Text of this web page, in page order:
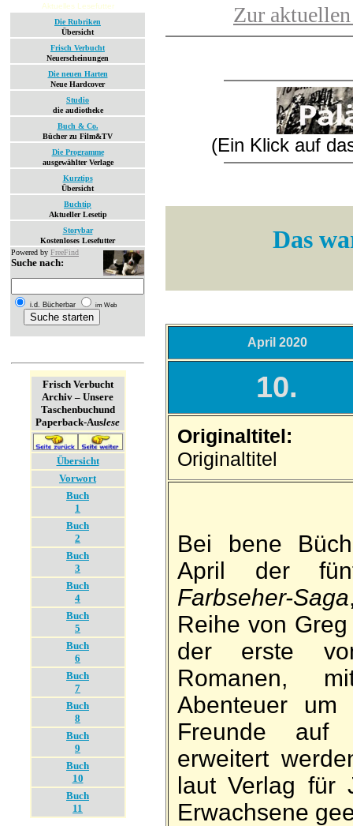
Aktuelles Lesefutter
Die Rubriken
Übersicht
Frisch Verbucht
Neuerscheinungen
Die neuen Harten
Neue Hardcover
Studio
die audiotheke
Buch & Co.
Bücher zu Film&TV
Die Programme
ausgewählter Verlage
Kurztips
Übersicht
Buchtip
Aktueller Lesetip
Storybar
Kostenloses Lesefutter
Powered by FreeFind
Suche nach:
i.d. Bücherbar im Web
Frisch Verbucht
Archiv – Unsere
Taschenbuch­und
Paperback-Auslese
Übersicht
Vorwort
Buch
1
Buch
2
Buch
3
Buch
4
Buch
5
Buch
6
Buch
7
Buch
8
Buch
9
Buch
10
Buch
11
Zur
(Ein Klick auf
Das
April 2020
10.
Originaltitel:
Originaltitel
Bei bene
April der
Farbseher-Saga
Reihe von
der erste
Romanen,
Abenteuer
Freunde auf
erweitert
laut Verlag für
Erwachsene